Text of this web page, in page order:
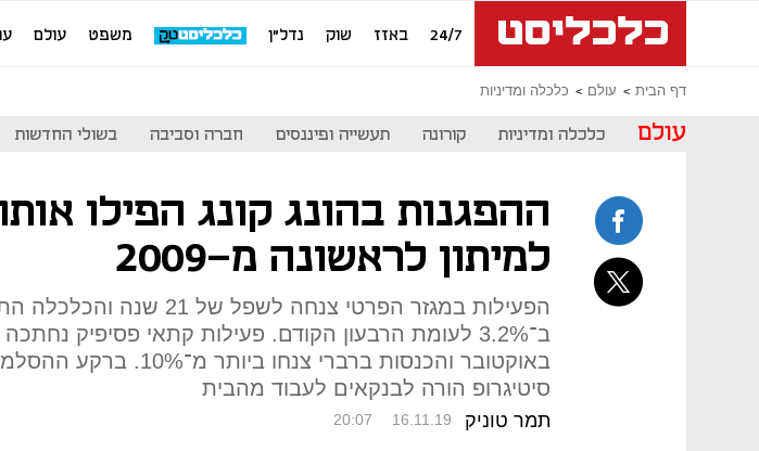
24/7 באזז שוק נדל"ן משפט עולם
דף הבית עולם כלכלה ומדיניות
עולם כלכלה ומדיניות קורונה תעשייה ופיננסים חברה וסביבה בשולי החדשות
ההפגנות בהונג קונג הפילו
למיתון לראשונה מ-2009
הפעילות במגזר הפרטי צנחה לשפל של 21 שנה
באוקטובר והכנסות ברברי צנחו ביותר מ־10%.
סיטיגרופ הורה לבנקאים לעבוד מהבית
תמר טוניק 20:07 16.11.19